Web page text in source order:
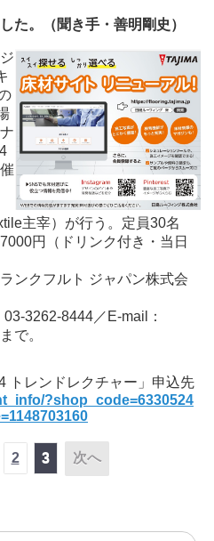
。（聞き手・善明剛史）
主宰）が行う。定員30名
円（ドリンク付き・当日
ンクフルト ジャパン株式会
3262-8444／E-mail：
で。
トレンドレクチャー」申込先
?shop_code=6330524
2 3 次へ